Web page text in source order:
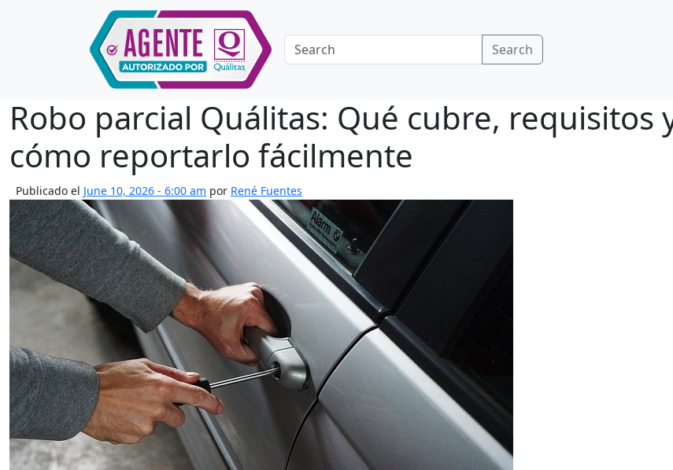
Skip to main content
Search
Robo parcial Quálitas: Qué cubre, requisitos
cómo reportarlo fácilmente
Publicado el June 10, 2026 - 6:00 am por René Fuentes